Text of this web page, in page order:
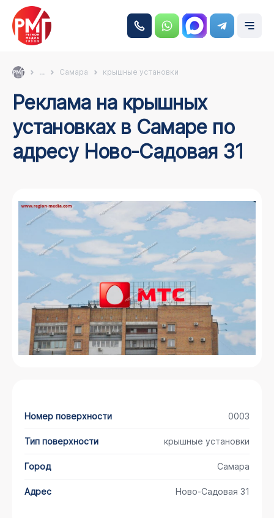
... Самара крышные установки
Реклама на крышных
установках в Самаре по
адресу Ново-Садовая 31
Номер поверхности 0003
Тип поверхности крышные установки
Город Самара
Адрес Ново-Садовая 31